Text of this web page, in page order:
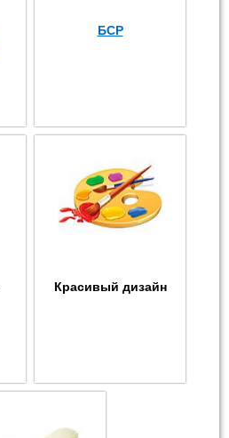
БСР
Красивый дизайн